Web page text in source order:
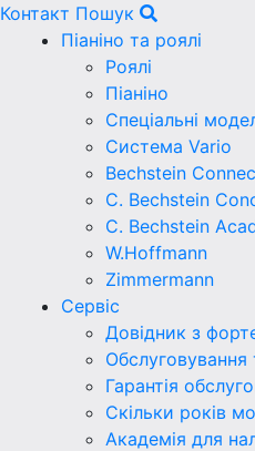
Контакт Пошук
Піаніно та роялі
Роялі
Піаніно
Спеціальні
Система Vario
Bechstein
C. Bechstein
C. Bechstein
W.Hoffmann
Zimmermann
Сервіс
Довідник з
Обслуговування
Гарантія
Скільки років
Академія для